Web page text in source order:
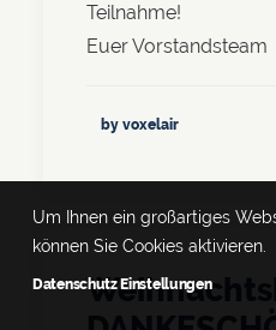
Teilnahme!
Euer Vorstandsteam
by voxelair
Um Ihnen ein großartiges
können Sie Cookies aktivieren.
Datenschutz Einstellungen